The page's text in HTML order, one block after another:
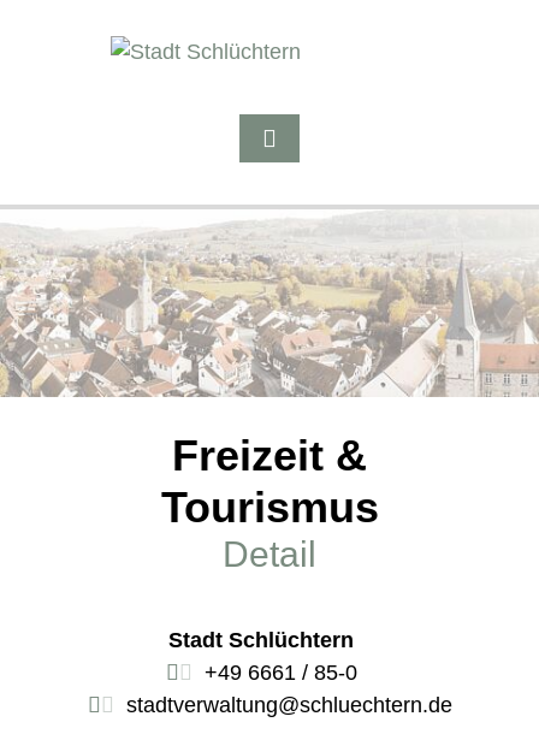
Freizeit &
Tourismus
Detail
Stadt Schlüchtern
+49 6661 / 85-0
stadtverwaltung@schluechtern.de